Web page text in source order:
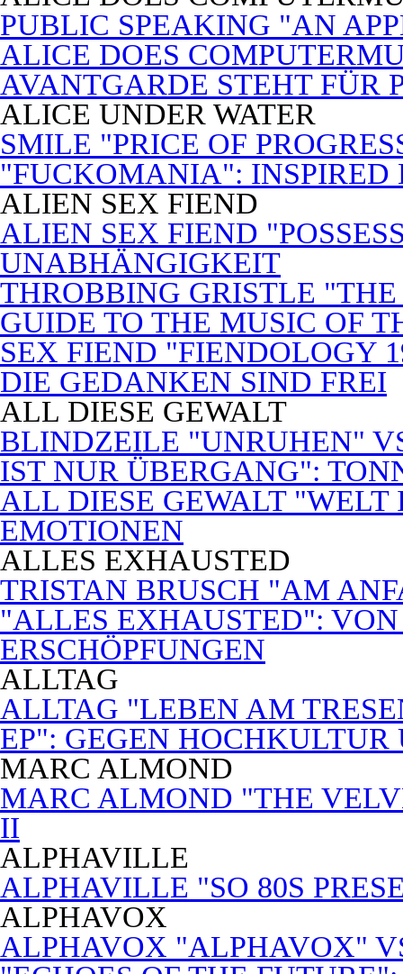
PUBLIC SPEAKING "AN
ALICE DOES
AVANTGARDE STEHT FÜR
ALICE UNDER WATER
SMILE "PRICE OF
"FUCKOMANIA": INSPIRED
ALIEN SEX FIEND
ALIEN SEX FIEND
UNABHÄNGIGKEIT
THROBBING GRISTLE
GUIDE TO THE MUSIC OF
SEX FIEND "FIENDOLOGY
DIE GEDANKEN SIND FREI
ALL DIESE GEWALT
BLINDZEILE "UNRUHEN"
IST NUR ÜBERGANG":
ALL DIESE GEWALT
EMOTIONEN
ALLES EXHAUSTED
TRISTAN BRUSCH "AM
"ALLES EXHAUSTED":
ERSCHÖPFUNGEN
ALLTAG
ALLTAG "LEBEN AM
EP": GEGEN
MARC ALMOND
MARC ALMOND "THE
II
ALPHAVILLE
ALPHAVILLE "SO 80S
ALPHAVOX
ALPHAVOX "ALPHAVOX"